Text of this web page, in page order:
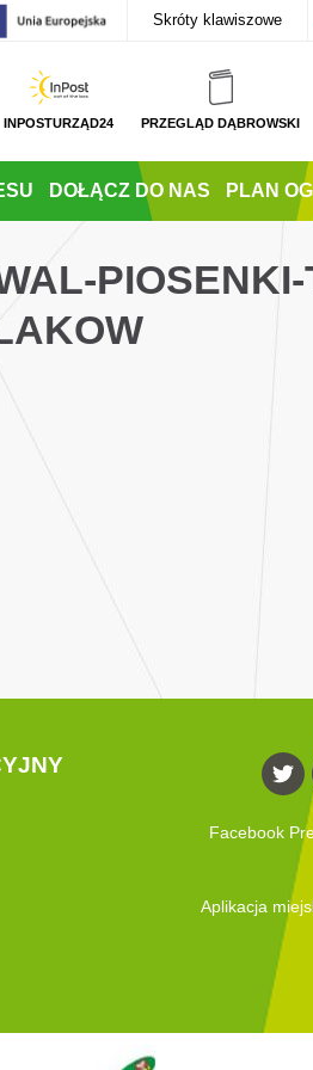
Skróty klawiszowe
INPOSTURZĄD24 PRZEGLĄD DĄBROWSKI
DOŁĄCZ DO NAS PLAN
Facebook
Aplikacja